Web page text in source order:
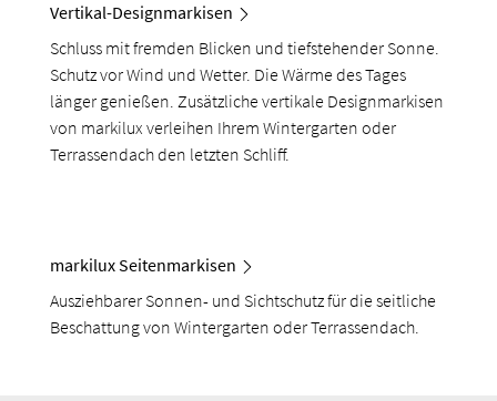
Vertikal-Designmarkisen
Schluss mit fremden Blicken und tiefstehender Sonne.
Schutz vor Wind und Wetter. Die Wärme des Tages
länger genießen. Zusätzliche vertikale Designmarkisen
von markilux verleihen Ihrem Wintergarten oder
Terrassendach den letzten Schliff.
markilux Seitenmarkisen
Ausziehbarer Sonnen- und Sichtschutz für die seitliche
Beschattung von Wintergarten oder Terrassendach.